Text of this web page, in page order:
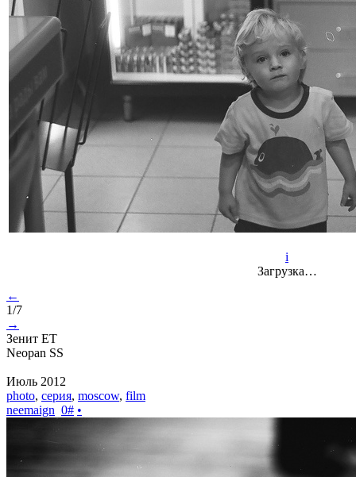
i
Загрузка…
←
1/7
→
Зенит ET
Neopan SS
Июль 2012
photo, серия, moscow, film
neemaign 0# •